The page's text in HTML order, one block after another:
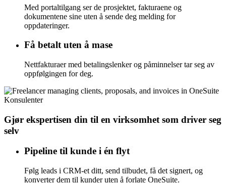
Med portaltilgang ser de prosjektet, fakturaene og
dokumentene sine uten å sende deg melding for
oppdateringer.
Få betalt uten å mase
Nettfakturaer med betalingslenker og påminnelser tar seg av
oppfølgingen for deg.
Konsulenter
Gjør ekspertisen din til en virksomhet som driver seg
selv
Pipeline til kunde i én flyt
Følg leads i CRM-et ditt, send tilbudet, få det signert, og
konverter dem til kunder uten å forlate OneSuite.